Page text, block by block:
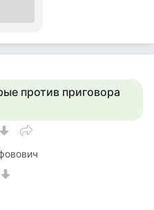
против приговора